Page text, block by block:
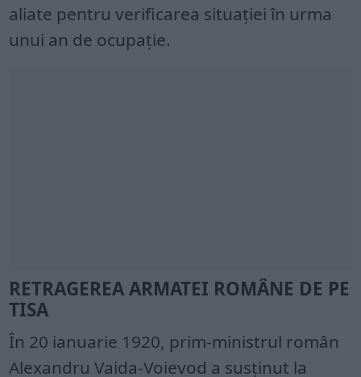
aliate pentru verificarea situaţiei în urma
unui an de ocupaţie.
RETRAGEREA ARMATEI ROMÂNE DE PE
TISA
În 20 ianuarie 1920, prim-ministrul român
Alexandru Vaida-Voievod a susţinut la